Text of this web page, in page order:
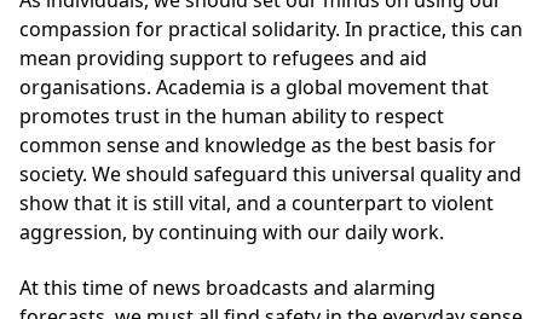
compassion for practical solidarity. In practice, this can
mean providing support to refugees and aid
organisations. Academia is a global movement that
promotes trust in the human ability to respect
common sense and knowledge as the best basis for
society. We should safeguard this universal quality and
show that it is still vital, and a counterpart to violent
aggression, by continuing with our daily work.
At this time of news broadcasts and alarming